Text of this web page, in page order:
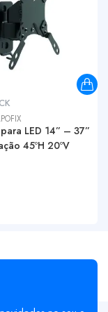
LED 14” – 37”
45ºH 20ºV